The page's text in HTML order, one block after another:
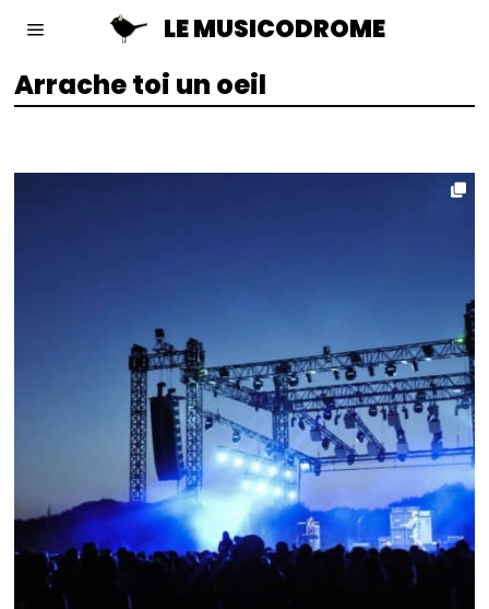
LE MUSICODROME
Arrache toi un oeil